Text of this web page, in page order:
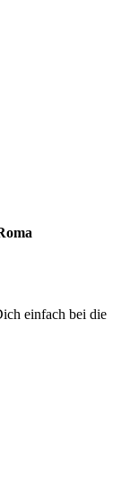
einfach bei die